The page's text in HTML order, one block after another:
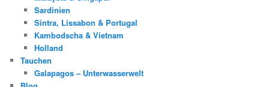
Sardinien
Sintra, Lissabon & Portugal
Kambodscha & Vietnam
Holland
Tauchen
Galapagos – Unterwasserwelt